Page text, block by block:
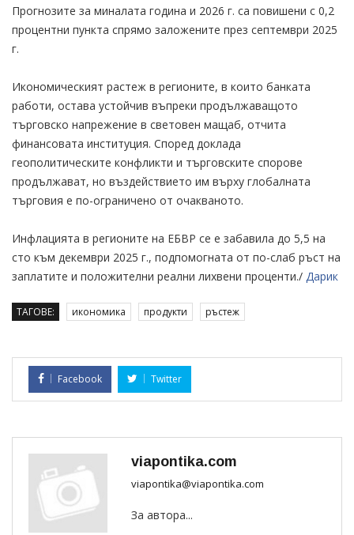
Прогнозите за миналата година и 2026 г. са повишени с 0,2
процентни пункта спрямо заложените през септември 2025
г.
Икономическият растеж в регионите, в които банката
работи, остава устойчив въпреки продължаващото
търговско напрежение в световен мащаб, отчита
финансовата институция. Според доклада
геополитическите конфликти и търговските спорове
продължават, но въздействието им върху глобалната
търговия е по-ограничено от очакваното.
Инфлацията в регионите на ЕБВР се е забавила до 5,5 на
сто към декември 2025 г., подпомогната от по-слаб ръст на
заплатите и положителни реални лихвени проценти./ Дарик
ТАГОВЕ: икономика продукти ръстеж
Facebook Twitter
viapontika.com
viapontika@viapontika.com
За автора...